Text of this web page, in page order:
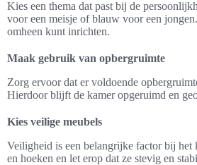
Kies een thema dat past bij de
voor een meisje of blauw voor een
omheen kunt inrichten.
Maak gebruik van opbergruimte
Zorg ervoor dat er voldoende
Hierdoor blijft de kamer opgeruimd en
Kies veilige meubels
Veiligheid is een belangrijke factor bij het
en hoeken en let erop dat ze stevig en